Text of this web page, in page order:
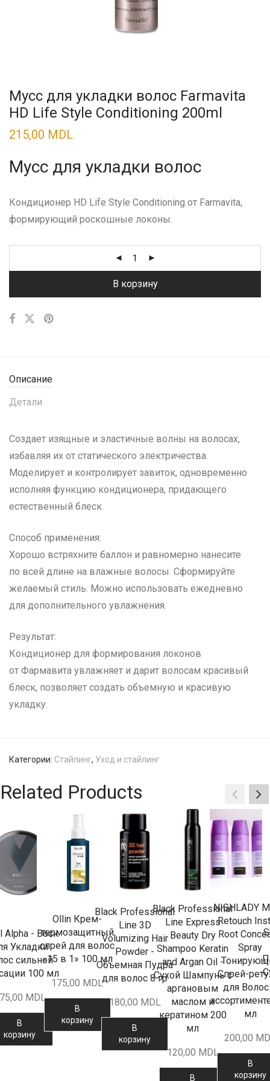
Мусс для укладки волос Farmavita
HD Life Style Conditioning 200ml
215,00 MDL
Мусс для укладки волос
Кондиционер HD Life Style Conditioning от Farmavita,
формирующий роскошные локоны.
В корзину
Описание
Детали
Создает изящные и эластичные волны на волосах,
избавляя их от статического электричества.
Моделирует и контролирует завиток, одновременно
исполняя функцию кондиционера, придающего
естественный блеск.
Способ применения:
Хорошо встряхните баллон и равномерно нанесите
по всей длине на влажные волосы. Сформируйте
желаемый стиль. Можно использовать ежедневно
для дополнительного увлажнения.
Результат:
Кондиционер для формирования локонов
от Фармавита увлажняет и дарит волосам красивый
блеск, позволяет создать объемную и красивую
укладку.
Категории: Стайлинг, Уход и стайлинг
Related Products
Alpha - Воск
Укладки
сильной
100 мл
MDL
В
корзину
Ollin Крем-
термозащитный
спрей для волос
«15 в 1» 100 мл
175,00 MDL
В
корзину
Black Professional
Line 3D
Volumizing Hair
Powder -
Объемная Пудра
для волос 8 гр
180,00 MDL
В
корзину
Black Professional
Line Express
Beauty Dry
Shampoo Keratin
and Argan Oil -
Сухой Шампунь с
аргановым
маслом и
кератином 200
мл
120,00 MDL
В
NISHLADY
Retouch
Root
Spray
Спрей-
для
мл
200,00
В
корзину